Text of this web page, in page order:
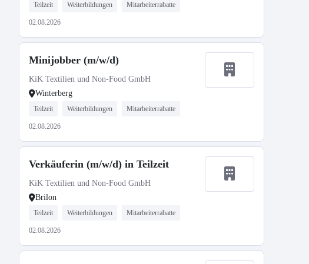
Teilzeit Weiterbildungen Mitarbeiterrabatte
02.08.2026
Minijobber (m/w/d)
KiK Textilien und Non-Food GmbH
Winterberg
Teilzeit Weiterbildungen Mitarbeiterrabatte
02.08.2026
Verkäuferin (m/w/d) in Teilzeit
KiK Textilien und Non-Food GmbH
Brilon
Teilzeit Weiterbildungen Mitarbeiterrabatte
02.08.2026